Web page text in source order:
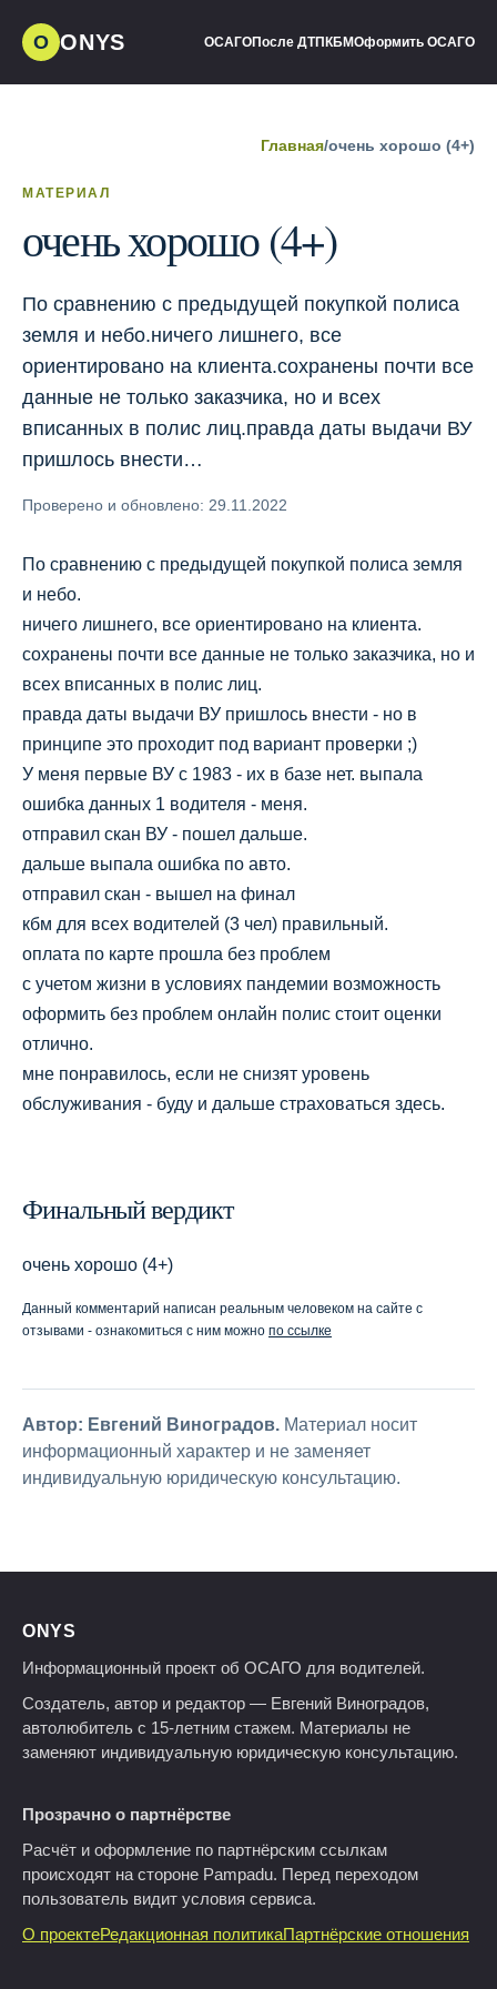
О ONYS ОСАГОПосле ДТП КБМОформить ОСАГО
Главная/очень хорошо (4+)
МАТЕРИАЛ
очень хорошо (4+)
По сравнению с предыдущей покупкой полиса
земля и небо.ничего лишнего, все
ориентировано на клиента.сохранены почти все
данные не только заказчика, но и всех
вписанных в полис лиц.правда даты выдачи ВУ
пришлось внести…
Проверено и обновлено: 29.11.2022
По сравнению с предыдущей покупкой полиса земля
и небо.
ничего лишнего, все ориентировано на клиента.
сохранены почти все данные не только заказчика, но и
всех вписанных в полис лиц.
правда даты выдачи ВУ пришлось внести - но в
принципе это проходит под вариант проверки ;)
У меня первые ВУ с 1983 - их в базе нет. выпала
ошибка данных 1 водителя - меня.
отправил скан ВУ - пошел дальше.
дальше выпала ошибка по авто.
отправил скан - вышел на финал
кбм для всех водителей (3 чел) правильный.
оплата по карте прошла без проблем
с учетом жизни в условиях пандемии возможность
оформить без проблем онлайн полис стоит оценки
отлично.
мне понравилось, если не снизят уровень
обслуживания - буду и дальше страховаться здесь.
Финальный вердикт
очень хорошо (4+)
Данный комментарий написан реальным человеком на сайте с
отзывами - ознакомиться с ним можно по ссылке
Автор: Евгений Виноградов. Материал носит
информационный характер и не заменяет
индивидуальную юридическую консультацию.
ONYS
Информационный проект об ОСАГО для водителей.
Создатель, автор и редактор — Евгений Виноградов,
автолюбитель с 15-летним стажем. Материалы не
заменяют индивидуальную юридическую консультацию.
Прозрачно о партнёрстве
Расчёт и оформление по партнёрским ссылкам
происходят на стороне Pampadu. Перед переходом
пользователь видит условия сервиса.
О проектеРедакционная политикаПартнёрские отношения